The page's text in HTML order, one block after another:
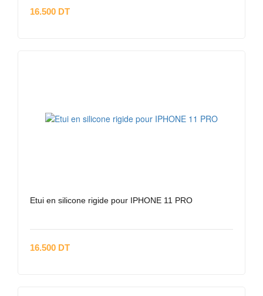
16.500 DT
Etui en silicone rigide pour IPHONE 11 PRO
16.500 DT